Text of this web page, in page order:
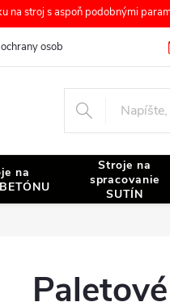
na stroj s aspoň podobnými
osobných údajov
na
Stroje na
spracovanie
SUTÍN